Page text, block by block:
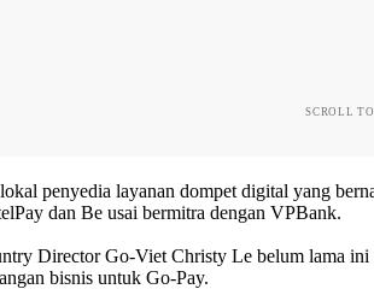
SCROLL
penyedia layanan dompet digital yang
dan Be usai bermitra dengan VPBank.
Director Go-Viet Christy Le belum lama
bisnis untuk Go-Pay.